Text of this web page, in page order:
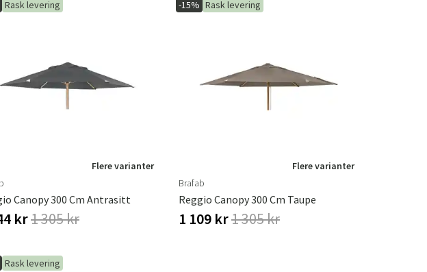
Rask levering
Flere varianter
Canopy 300 Cm Antrasitt
kr1 305 kr
-15% Rask levering
Flere varianter
Brafab
Reggio Canopy 300 Cm Taupe
1 109 kr1 305 kr
Rask levering